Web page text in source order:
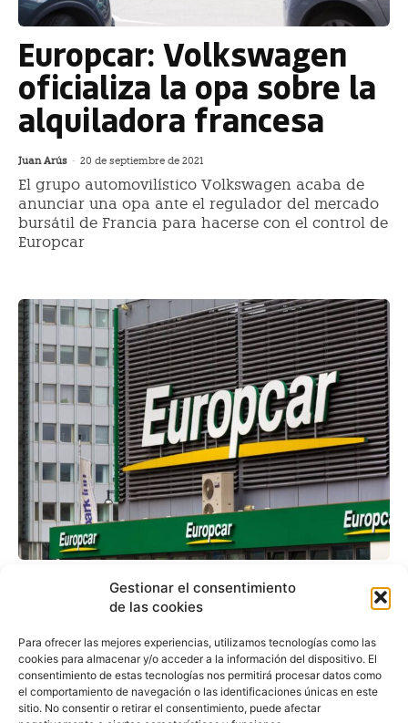
Gestionar el consentimiento
de las cookies
Para ofrecer las mejores experiencias, utilizamos tecnologías como las
cookies para almacenar y/o acceder a la información del dispositivo. El
consentimiento de estas tecnologías nos permitirá procesar datos como
el comportamiento de navegación o las identificaciones únicas en este
sitio. No consentir o retirar el consentimiento, puede afectar
Europcar: Volkswagen
oficializa la opa sobre la
alquiladora francesa
Juan Arús - 20 de septiembre de 2021
El grupo automovilístico Volkswagen acaba de
anunciar una opa ante el regulador del mercado
bursátil de Francia para hacerse con el control de
Europcar
Europcar, en mínimos
históricos, dice no a dos
grupos (y a
Volkswagen)